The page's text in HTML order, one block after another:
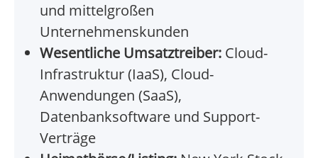
und mittelgroßen
Unternehmenskunden
Wesentliche Umsatztreiber: Cloud-
Infrastruktur (IaaS), Cloud-
Anwendungen (SaaS),
Datenbanksoftware und Support-
Verträge